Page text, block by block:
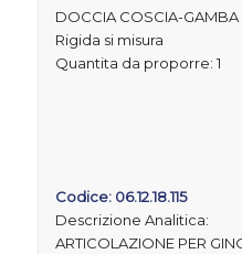
DOCCIA COSCIA-GAMBA
Rigida si misura
Quantita da proporre: 1
Codice: 06.12.18.115
Descrizione Analitica:
ARTICOLAZIONE PER